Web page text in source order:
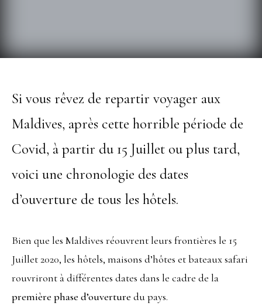
Si vous rêvez de repartir voyager aux
Maldives, après cette horrible période de
Covid, à partir du 15 Juillet ou plus tard,
voici une chronologie des dates
d’ouverture de tous les hôtels.
Bien que les Maldives réouvrent leurs frontières le 15
Juillet 2020, les hôtels, maisons d’hôtes et bateaux safari
rouvriront à différentes dates dans le cadre de la
première phase d’ouverture du pays.